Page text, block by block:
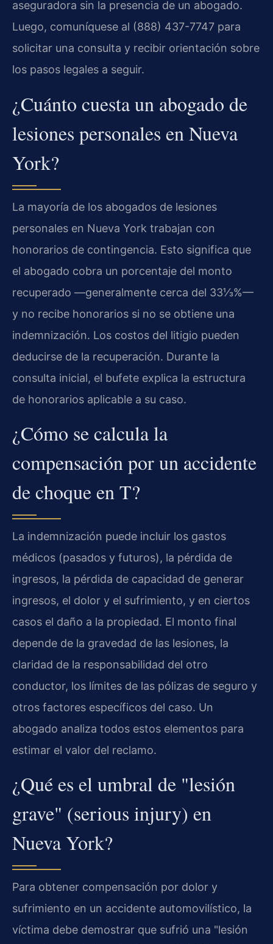
aseguradora sin la presencia de un abogado.
Luego, comuníquese al (888) 437-7747 para
solicitar una consulta y recibir orientación sobre
los pasos legales a seguir.
¿Cuánto cuesta un abogado de
lesiones personales en Nueva
York?
La mayoría de los abogados de lesiones
personales en Nueva York trabajan con
honorarios de contingencia. Esto significa que
el abogado cobra un porcentaje del monto
recuperado —generalmente cerca del 33⅓%—
y no recibe honorarios si no se obtiene una
indemnización. Los costos del litigio pueden
deducirse de la recuperación. Durante la
consulta inicial, el bufete explica la estructura
de honorarios aplicable a su caso.
¿Cómo se calcula la
compensación por un accidente
de choque en T?
La indemnización puede incluir los gastos
médicos (pasados y futuros), la pérdida de
ingresos, la pérdida de capacidad de generar
ingresos, el dolor y el sufrimiento, y en ciertos
casos el daño a la propiedad. El monto final
depende de la gravedad de las lesiones, la
claridad de la responsabilidad del otro
conductor, los límites de las pólizas de seguro y
otros factores específicos del caso. Un
abogado analiza todos estos elementos para
estimar el valor del reclamo.
¿Qué es el umbral de "lesión
grave" (serious injury) en
Nueva York?
Para obtener compensación por dolor y
sufrimiento en un accidente automovilístico, la
víctima debe demostrar que sufrió una "lesión